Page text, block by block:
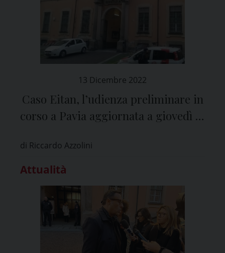
13 Dicembre 2022
Caso Eitan, l’udienza preliminare in
corso a Pavia aggiornata a giovedì 15
di Riccardo Azzolini
Attualità